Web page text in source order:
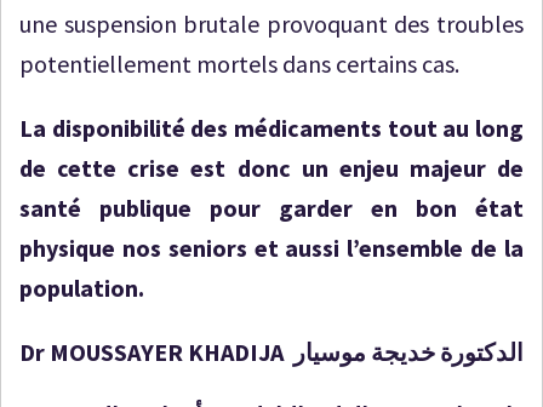
une suspension brutale provoquant des troubles
potentiellement mortels dans certains cas.
La disponibilité des médicaments tout au long
de cette crise est donc un enjeu majeur de
santé publique pour garder en bon état
physique nos seniors et aussi l’ensemble de la
population.
Dr MOUSSAYER KHADIJA الدكتورة خديجة موسيار